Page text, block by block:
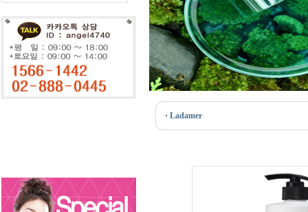
· Ladamer